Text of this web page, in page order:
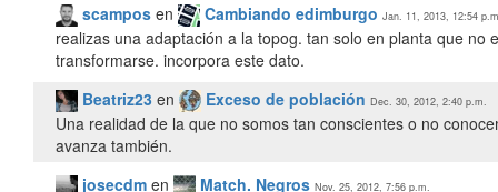
scampos en Cambiando edimburgo Jan. 11, 2013, 12:54
realizas una adaptación a la topog. tan solo en planta que
transformarse. incorpora este dato.
Beatriz23 en Exceso de población Dec. 30, 2012, 2:40 p.m.
Una realidad de la que no somos tan conscientes o no
avanza también.
josecdm en Match. Negros Nov. 25, 2012, 7:56 p.m.